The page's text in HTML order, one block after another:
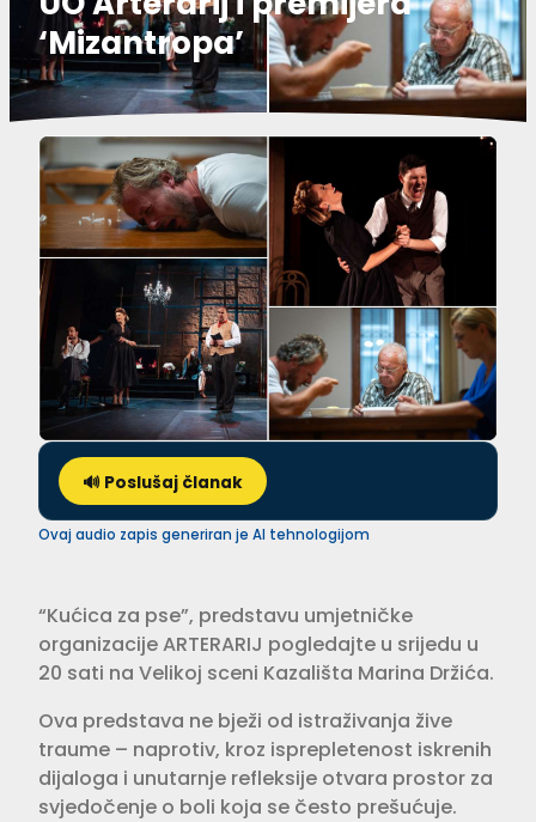
‘Mizantropa’
🔊 Poslušaj članak
Ovaj audio zapis generiran je AI tehnologijom
“Kućica za pse”, predstavu umjetničke
organizacije ARTERARIJ pogledajte u srijedu u
20 sati na Velikoj sceni Kazališta Marina Držića.
Ova predstava ne bježi od istraživanja žive
traume – naprotiv, kroz isprepletenost iskrenih
dijaloga i unutarnje refleksije otvara prostor za
svjedočenje o boli koja se često prešućuje.